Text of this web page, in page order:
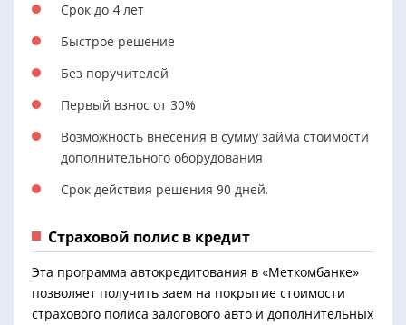
Срок до 4 лет
Быстрое решение
Без поручителей
Первый взнос от 30%
Возможность внесения в сумму займа стоимости
дополнительного оборудования
Срок действия решения 90 дней.
Страховой полис в кредит
Эта программа автокредитования в «Меткомбанке»
позволяет получить заем на покрытие стоимости
страхового полиса залогового авто и дополнительных